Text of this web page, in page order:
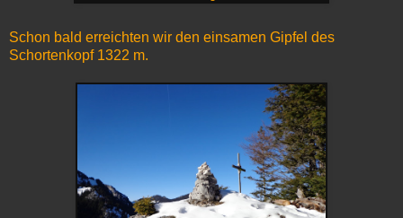
Schon bald erreichten wir den einsamen Gipfel des
Schortenkopf 1322 m.